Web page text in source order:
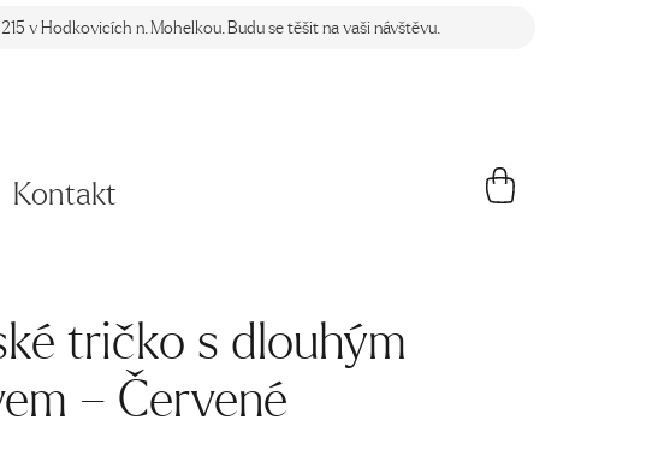
v Hodkovicích n. Mohelkou. Budu se těšit na vaši návštěvu.
Kontakt
tričko s dlouhým
– Červené